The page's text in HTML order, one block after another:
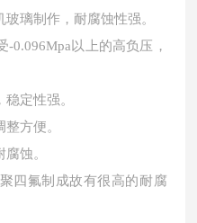
璃制作，耐腐蚀性强。
0.096Mpa以上的高负压，
定性强。
方便。
蚀。
四氟制成故有很高的耐腐